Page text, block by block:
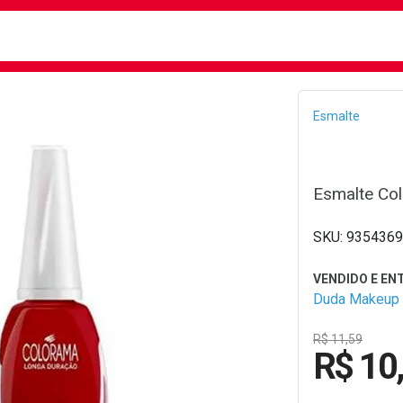
Esmalte
Esmalte
Duda Makeup
R$ 11,59
R$